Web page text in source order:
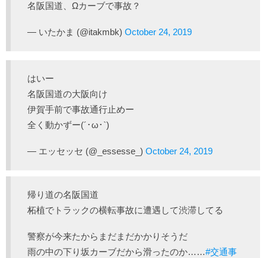
名阪国道、Ωカーブで事故？
— いたかま (@itakmbk) October 24, 2019
はいー
名阪国道の大阪向け
伊賀手前で事故通行止めー
全く動かずー(´･ω･`)
— エッセッセ (@_essesse_) October 24, 2019
帰り道の名阪国道
柘植でトラックの横転事故に遭遇して渋滞してる
警察が今来たからまだまだかかりそうだ
雨の中の下り坂カーブだから滑ったのか……#交通事